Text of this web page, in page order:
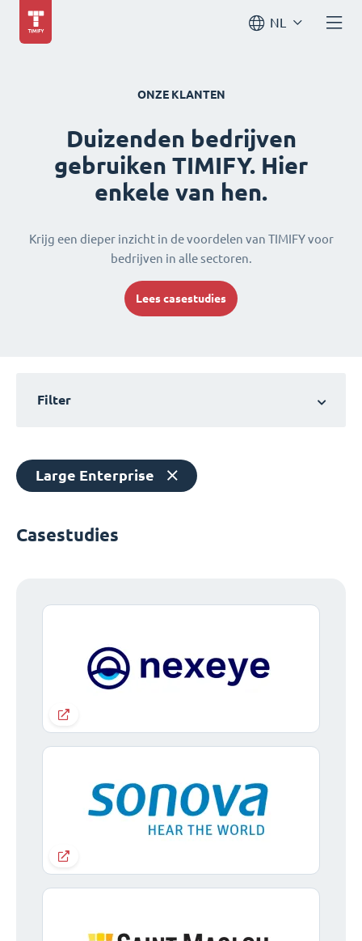
NL
ONZE KLANTEN
Duizenden bedrijven
gebruiken TIMIFY. Hier
enkele van hen.
Krijg een dieper inzicht in de voordelen van TIMIFY voor
bedrijven in alle sectoren.
Lees casestudies
Filter
Large Enterprise
Casestudies